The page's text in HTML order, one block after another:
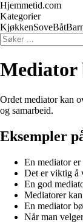
Hjemmetid.com
Kategorier
KjøkkenSoveBåt
Mediator
Ordet mediator kan
og samarbeid.
Eksempler
En mediator
Det er viktig å
En god
Mediatorer
En mediator
Når man